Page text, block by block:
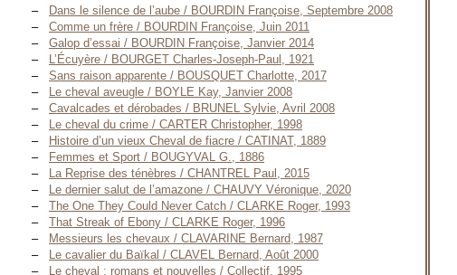
Dans le silence de l’aube / BOURDIN Françoise, Septembre 2008
Comme un frère / BOURDIN Françoise, Juin 2011
Galop d’essai / BOURDIN Françoise, Janvier 2014
L’Écuyère / BOURGET Charles-Joseph-Paul, 1921
Sans raison apparente / BOUSQUET Charlotte, 2017
Le cheval aveugle / BOYLE Kay, Janvier 2008
Cavalcades et dérobades / BRUNEL Sylvie, Avril 2008
Le cheval du crime / CARTER Christopher, 1998
Histoire d’un vieux Cheval de fiacre / CATINAT, 1889
Femmes et Sport / BOUGYVAL G., 1886
La Reprise des ténèbres / CHANTREL Paul, 2015
Le dernier salut de l’amazone / CHAUVY Véronique, 2020
The One They Could Never Catch / CLARKE Roger, 1993
That Streak of Ebony / CLARKE Roger, 1996
Messieurs les chevaux / CLAVARINE Bernard, 1987
Le cavalier du Baïkal / CLAVEL Bernard, Août 2000
Le cheval : romans et nouvelles / Collectif, 1995